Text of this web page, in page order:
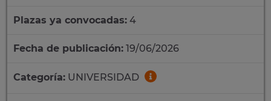
Plazas ya convocadas: 4
Fecha de publicación: 19/06/2026
Categoría: UNIVERSIDAD